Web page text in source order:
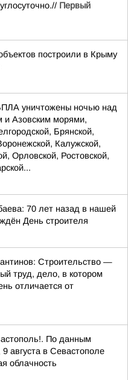
Первый
построили в Крыму
уничтожены ночью над
Азовским морями,
Брянской,
Калужской,
Орловской, Ростовской,
70 лет назад в нашей
День строителя
Строительство —
труд, дело, в котором
отличается от
По данным
августа в Севастополе
облачность